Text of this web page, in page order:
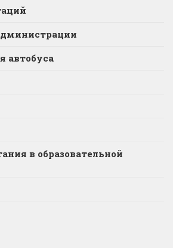
автобуса
в образовательной